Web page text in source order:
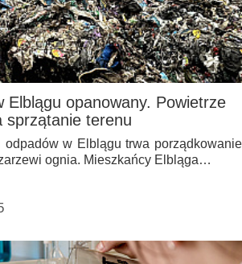
Elblągu opanowany. Powietrze
sprzątanie terenu
odpadów w Elblągu trwa porządkowanie
ognia. Mieszkańcy Elbląga…